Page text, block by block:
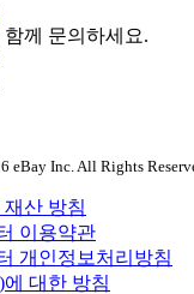
께 문의하세요.
Inc. All Rights
산 방침
이용약관
개인정보처리방침
에 대한 방침